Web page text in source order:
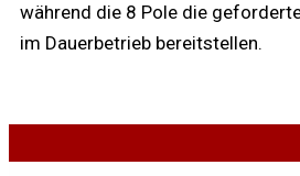
während die 8 Pole die
im Dauerbetrieb bereitstellen.